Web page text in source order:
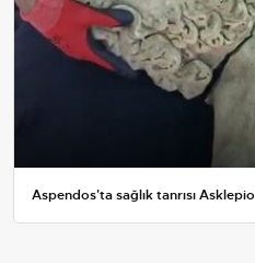
Aspendos'ta sağlık tanrısı